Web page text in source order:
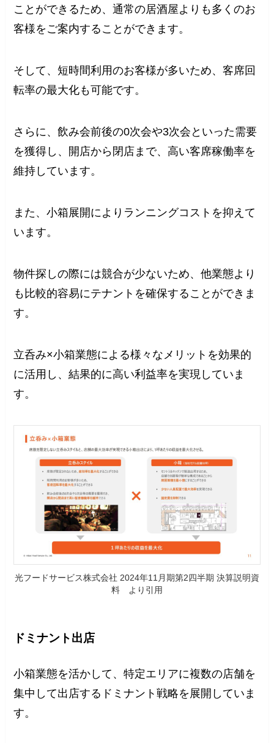
ことができるため、通常の居酒屋よりも多くのお
客様をご案内することができます。
そして、短時間利用のお客様が多いため、客席回
転率の最大化も可能です。
さらに、飲み会前後の0次会や3次会といった需要
を獲得し、開店から閉店まで、高い客席稼働率を
維持しています。
また、小箱展開によりランニングコストを抑えて
います。
物件探しの際には競合が少ないため、他業態より
も比較的容易にテナントを確保することができま
す。
⽴呑み×小箱業態による様々なメリットを効果的
に活用し、結果的に高い利益率を実現していま
す。
光フードサービス株式会社 2024年11月期第2四半期 決算説明資
料 より引用
ドミナント出店
小箱業態を活かして、特定エリアに複数の店舗を
集中して出店するドミナント戦略を展開していま
す。